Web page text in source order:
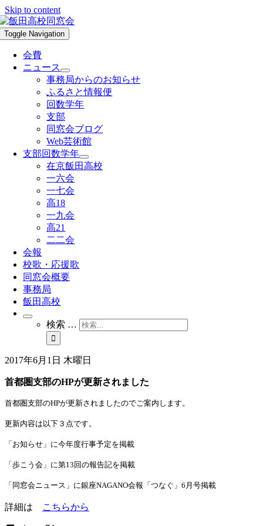
Skip to content
Toggle Navigation
会費
ニュース
事務局からのお知らせ
ふるさと情報便
回数学年
支部
同窓会ブログ
Web芸術館
支部回数学年
在京飯田高校
一六会
一七会
高18
一九会
高21
二二会
会報
校歌・応援歌
同窓会概要
事務局
飯田高校
検索 …
2017年6月1日 木曜日
首都圏支部のHPが更新されました
首都圏支部のHPが更新されましたのでご案内します。
更新内容は以下３点です。
「お知らせ」に今年度行事予定を掲載
「歩こう会」に第13 回の報告記を掲載
「同窓会ニュース」に銀座NAGANO会報「つなぐ」 6 月号掲載
詳細は こちらから